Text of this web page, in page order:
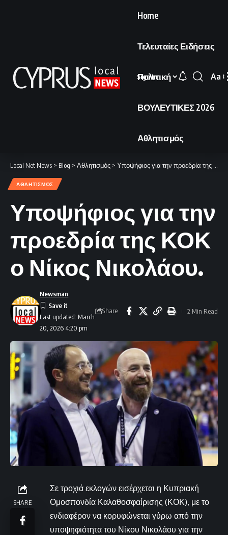
Home
Τελευταίες Ειδήσεις
Πολιτική
ΒΟΥΛΕΥΤΙΚΕΣ 2026
Αθλητισμός
Sign In
Font
Aa
Local Net News > Blog > Αθλητισμός > Υποψήφιος για την προεδρία της ΚΟΚ ο Νίκος Νικολάου.
ΑΘΛΗΤΙΣΜΌΣ
Υποψήφιος για την
προεδρία της ΚΟΚ
ο Νίκος Νικολάου.
Last updated: March
20, 2026 4:20 pm
Newsman
Share 2 Min Read
SHARE
Σε τροχιά εκλογών εισέρχεται η Κυπριακή
Ομοσπονδία Καλαθοσφαίρισης (ΚΟΚ), με το
ενδιαφέρον να κορυφώνεται γύρω από την
υποψηφιότητα του Νίκου Νικολάου για την